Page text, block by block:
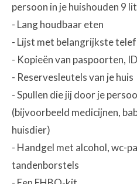
persoon in je huishouden 9
- Lang houdbaar eten
- Lijst met belangrijkste
- Kopieën van paspoorten,
- Reservesleutels van je huis
- Spullen die jij door je
(bijvoorbeeld medicijnen,
huisdier)
- Handgel met alcohol, wc-
tandenborstels